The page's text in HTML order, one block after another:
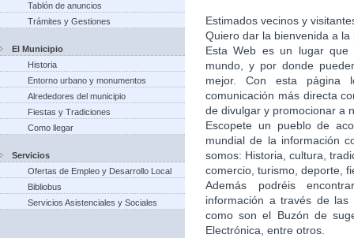
Tablón de anuncios
Trámites y Gestiones
El Municipio
Historia
Entorno urbano y monumentos
Alrededores del municipio
Fiestas y Tradiciones
Como llegar
Servicios
Ofertas de Empleo y Desarrollo Local
Bibliobus
Servicios Asistenciales y Sociales
Estimados vecinos y
Quiero dar la bienvenida a
Esta Web es un lugar
mundo, y por donde
mejor. Con esta página
comunicación más directa
de divulgar y promocionar a
Escopete un pueblo de
mundial de la información
somos: Historia, cultura,
comercio, turismo, deporte,
Además podréis
información a través de
como son el Buzón de
Electrónica, entre otros.